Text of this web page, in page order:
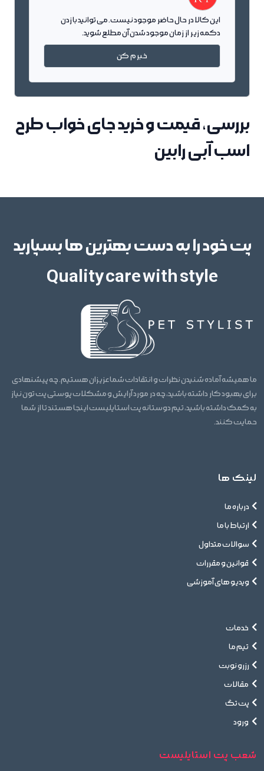
این کالا در حال حاضر موجود نیست. می توانید با زدن
دکمه زیر از زمان موجود شدن آن مطلع شوید.
خبرم کن
بررسی، قیمت و خرید جای خواب طرح
اسب آبی رابین
پت خود را به دست بهترین ها بسپارید
Quality care with style
ما همیشه آماده شنیدن نظرات و انتقادات شما عزیزان هستیم. چه پیشنهادی
برای بهبود کار داشته باشید، چه در مورد آرایش و مشکلات پوستی پت تون نیاز
به کمک داشته باشید، تیم دوستانه پت استایلیست اینجا هستند تا از شما
حمایت کنند.
لینک ها
درباره ما
ارتباط با ما
سوالات متداول
قوانین و مقررات
ویدیو های آموزشی
خدمات
تیم ما
رزرو نوبت
مقالات
پت تگ
ورود
شعب پت استایلیست